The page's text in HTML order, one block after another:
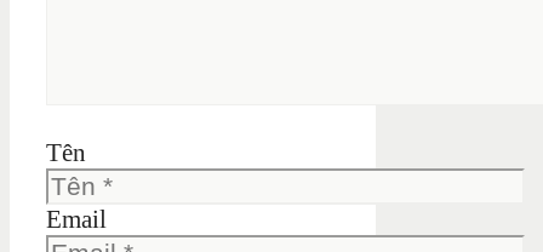
Tên
Email